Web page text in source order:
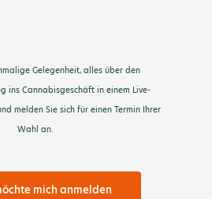
Gelegenheit, alles über den
ins Cannabisgeschäft in einem Live-
melden Sie sich für einen Termin Ihrer
Wahl an.
mich anmelden